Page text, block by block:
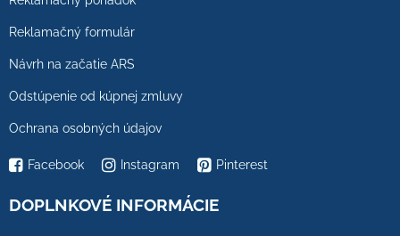
Reklamačný formulár
Návrh na začatie ARS
Odstúpenie od kúpnej zmluvy
Ochrana osobných údajov
Facebook Instagram Pinterest
DOPLNKOVÉ INFORMÁCIE